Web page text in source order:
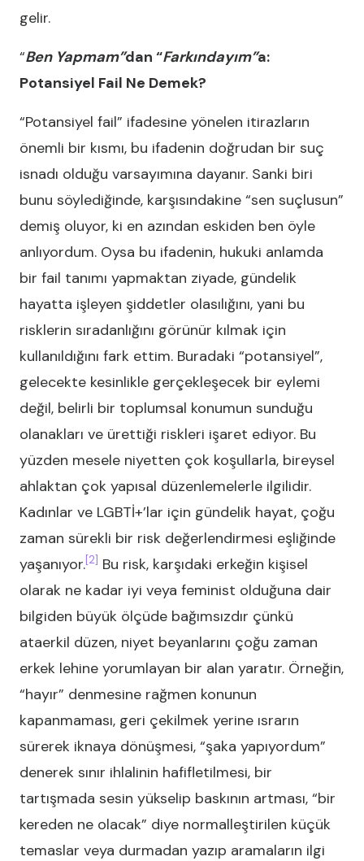
gelir.
“Ben Yapmam”dan “Farkındayım”a:
Potansiyel Fail Ne Demek?
“Potansiyel fail” ifadesine yönelen itirazların
önemli bir kısmı, bu ifadenin doğrudan bir suç
isnadı olduğu varsayımına dayanır. Sanki biri
bunu söylediğinde, karşısındakine “sen suçlusun”
demiş oluyor, ki en azından eskiden ben öyle
anlıyordum. Oysa bu ifadenin, hukuki anlamda
bir fail tanımı yapmaktan ziyade, gündelik
hayatta işleyen şiddetler olasılığını, yani bu
risklerin sıradanlığını görünür kılmak için
kullanıldığını fark ettim. Buradaki “potansiyel”,
gelecekte kesinlikle gerçekleşecek bir eylemi
değil, belirli bir toplumsal konumun sunduğu
olanakları ve ürettiği riskleri işaret ediyor. Bu
yüzden mesele niyetten çok koşullarla, bireysel
ahlaktan çok yapısal düzenlemelerle ilgilidir.
Kadınlar ve LGBTİ+’lar için gündelik hayat, çoğu
zaman sürekli bir risk değerlendirmesi eşliğinde
yaşanıyor.[2] Bu risk, karşıdaki erkeğin kişisel
olarak ne kadar iyi veya feminist olduğuna dair
bilgiden büyük ölçüde bağımsızdır çünkü
ataerkil düzen, niyet beyanlarını çoğu zaman
erkek lehine yorumlayan bir alan yaratır. Örneğin,
“hayır” denmesine rağmen konunun
kapanmaması, geri çekilmek yerine ısrarın
sürerek iknaya dönüşmesi, “şaka yapıyordum”
denerek sınır ihlalinin hafifletilmesi, bir
tartışmada sesin yükselip baskının artması, “bir
kereden ne olacak” diye normalleştirilen küçük
temaslar veya durmadan yazıp aramaların ilgi